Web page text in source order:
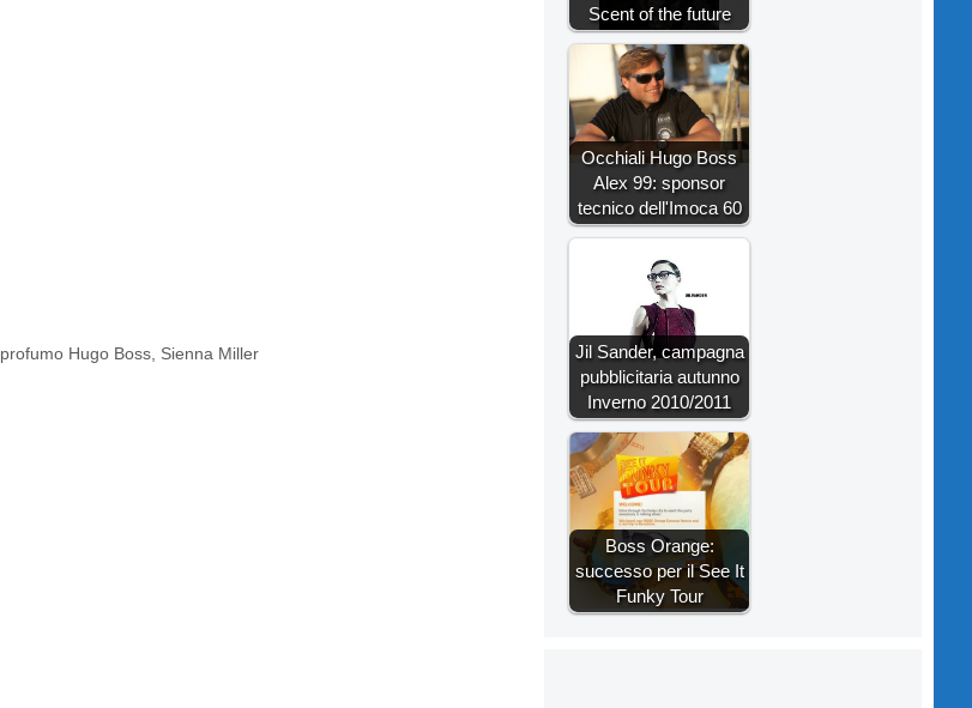
profumo Hugo Boss Sienna Miller
Scent of the future
Occhiali Hugo Boss
Alex 99: sponsor
tecnico dell'Imoca 60
Jil Sander, campagna
pubblicitaria autunno
Inverno 2010/2011
Boss Orange:
successo per il See It
Funky Tour